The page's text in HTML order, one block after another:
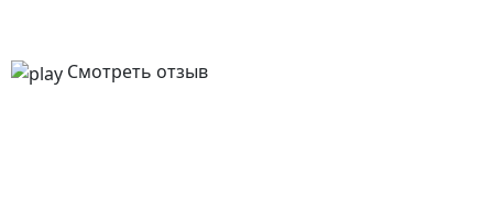
Смотреть отзыв